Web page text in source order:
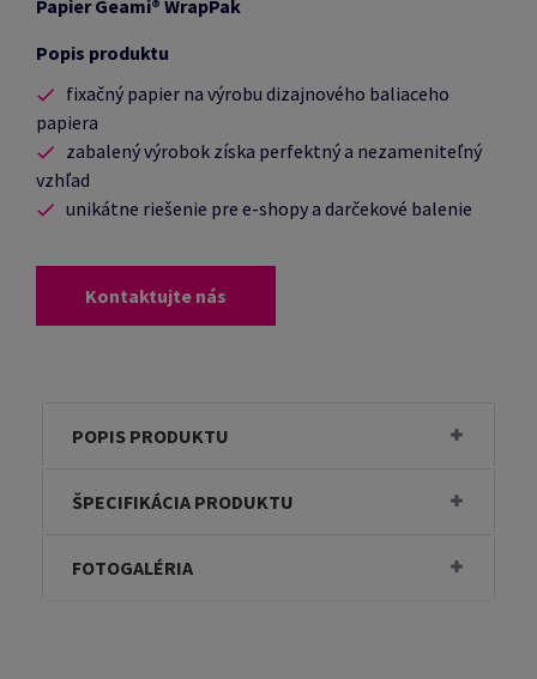
Papier Geami® WrapPak
Popis produktu
fixačný papier na výrobu dizajnového baliaceho
papiera
zabalený výrobok získa perfektný a nezameniteľný
vzhľad
unikátne riešenie pre e-shopy a darčekové balenie
Kontaktujte nás
POPIS PRODUKTU
ŠPECIFIKÁCIA PRODUKTU
FOTOGALÉRIA